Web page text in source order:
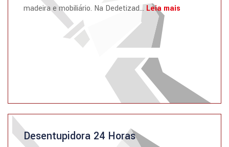
madeira e mobiliário. Na Dedetizad... Leia mais
Desentupidora 24 Horas